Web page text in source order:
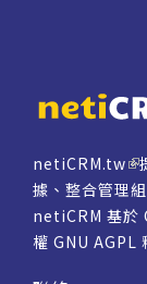
netiCRM.tw
據、整合管理
netiCRM 基於
權 GNU AGPL